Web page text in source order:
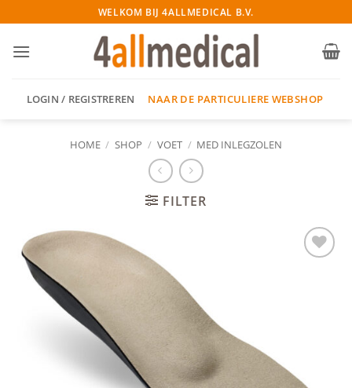
naar
inhoud
WELKOM BIJ 4ALLMEDICAL B.V.
LOGIN / REGISTREREN NAAR DE PARTICULIERE WEBSHOP
HOME / SHOP / VOET / MED INLEGZOLEN
FILTER